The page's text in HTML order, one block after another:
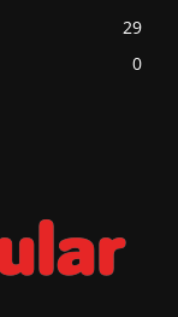
29
0